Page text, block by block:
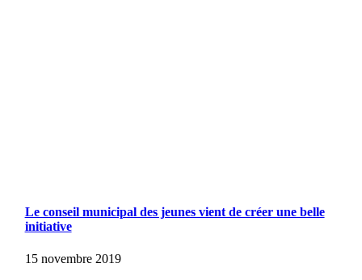
Le conseil municipal des jeunes vient de créer une belle
initiative
15 novembre 2019